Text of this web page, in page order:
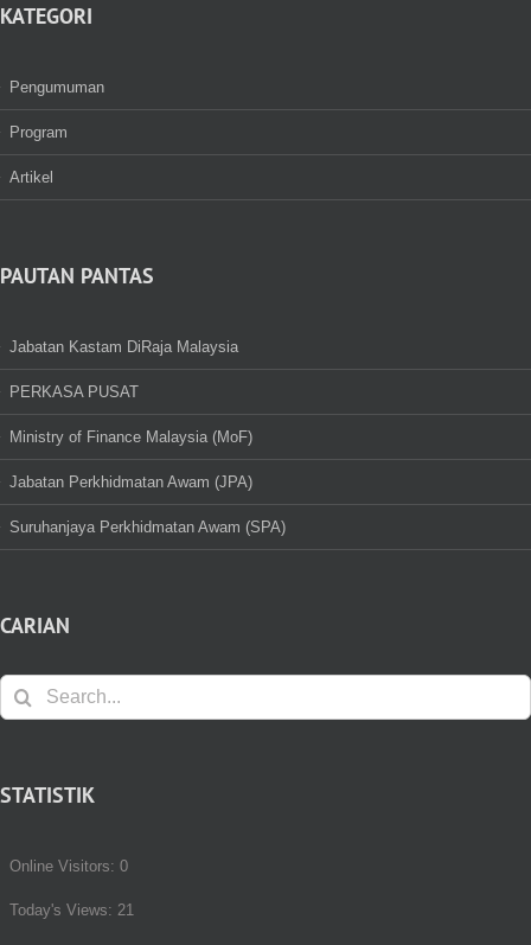
KATEGORI
Pengumuman
Program
Artikel
PAUTAN PANTAS
Jabatan Kastam DiRaja Malaysia
PERKASA PUSAT
Ministry of Finance Malaysia (MoF)
Jabatan Perkhidmatan Awam (JPA)
Suruhanjaya Perkhidmatan Awam (SPA)
CARIAN
Search
for:
STATISTIK
Online Visitors: 0
Today's Views: 21